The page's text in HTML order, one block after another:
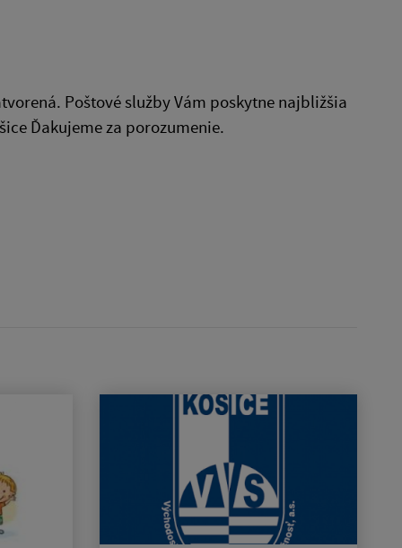
Poštové služby Vám poskytne najbližšia
Ďakujeme za porozumenie.